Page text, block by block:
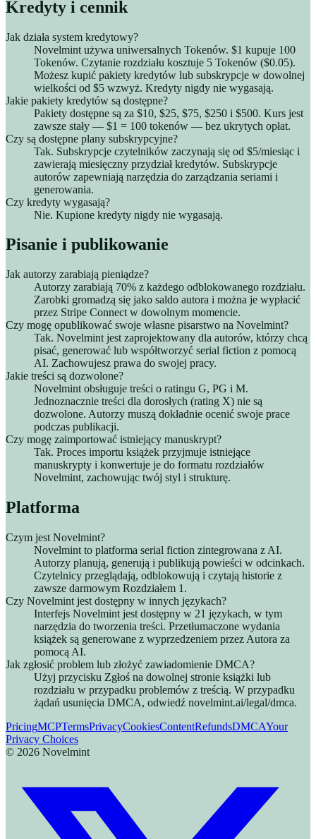
Kredyty i cennik
Jak działa system kredytowy?
Novelmint używa uniwersalnych Tokenów. $1 kupuje 100
Tokenów. Czytanie rozdziału kosztuje 5 Tokenów ($0.05).
Możesz kupić pakiety kredytów lub subskrypcje w dowolnej
wielkości od $5 wzwyż. Kredyty nigdy nie wygasają.
Jakie pakiety kredytów są dostępne?
Pakiety dostępne są za $10, $25, $75, $250 i $500. Kurs jest
zawsze stały — $1 = 100 tokenów — bez ukrytych opłat.
Czy są dostępne plany subskrypcyjne?
Tak. Subskrypcje czytelników zaczynają się od $5/miesiąc i
zawierają miesięczny przydział kredytów. Subskrypcje
autorów zapewniają narzędzia do zarządzania seriami i
generowania.
Czy kredyty wygasają?
Nie. Kupione kredyty nigdy nie wygasają.
Pisanie i publikowanie
Jak autorzy zarabiają pieniądze?
Autorzy zarabiają 70% z każdego odblokowanego rozdziału.
Zarobki gromadzą się jako saldo autora i można je wypłacić
przez Stripe Connect w dowolnym momencie.
Czy mogę opublikować swoje własne pisarstwo na Novelmint?
Tak. Novelmint jest zaprojektowany dla autorów, którzy chcą
pisać, generować lub współtworzyć serial fiction z pomocą
AI. Zachowujesz prawa do swojej pracy.
Jakie treści są dozwolone?
Novelmint obsługuje treści o ratingu G, PG i M.
Jednoznacznie treści dla dorosłych (rating X) nie są
dozwolone. Autorzy muszą dokładnie ocenić swoje prace
podczas publikacji.
Czy mogę zaimportować istniejący manuskrypt?
Tak. Proces importu książek przyjmuje istniejące
manuskrypty i konwertuje je do formatu rozdziałów
Novelmint, zachowując twój styl i strukturę.
Platforma
Czym jest Novelmint?
Novelmint to platforma serial fiction zintegrowana z AI.
Autorzy planują, generują i publikują powieści w odcinkach.
Czytelnicy przeglądają, odblokowują i czytają historie z
zawsze darmowym Rozdziałem 1.
Czy Novelmint jest dostępny w innych językach?
Interfejs Novelmint jest dostępny w 21 językach, w tym
narzędzia do tworzenia treści. Przetłumaczone wydania
książek są generowane z wyprzedzeniem przez Autora za
pomocą AI.
Jak zgłosić problem lub złożyć zawiadomienie DMCA?
Użyj przycisku Zgłoś na dowolnej stronie książki lub
rozdziału w przypadku problemów z treścią. W przypadku
żądań usunięcia DMCA, odwiedź novelmint.ai/legal/dmca.
PricingMCPTermsPrivacyCookiesContentRefundsDMCAYour
Privacy Choices
© 2026 Novelmint